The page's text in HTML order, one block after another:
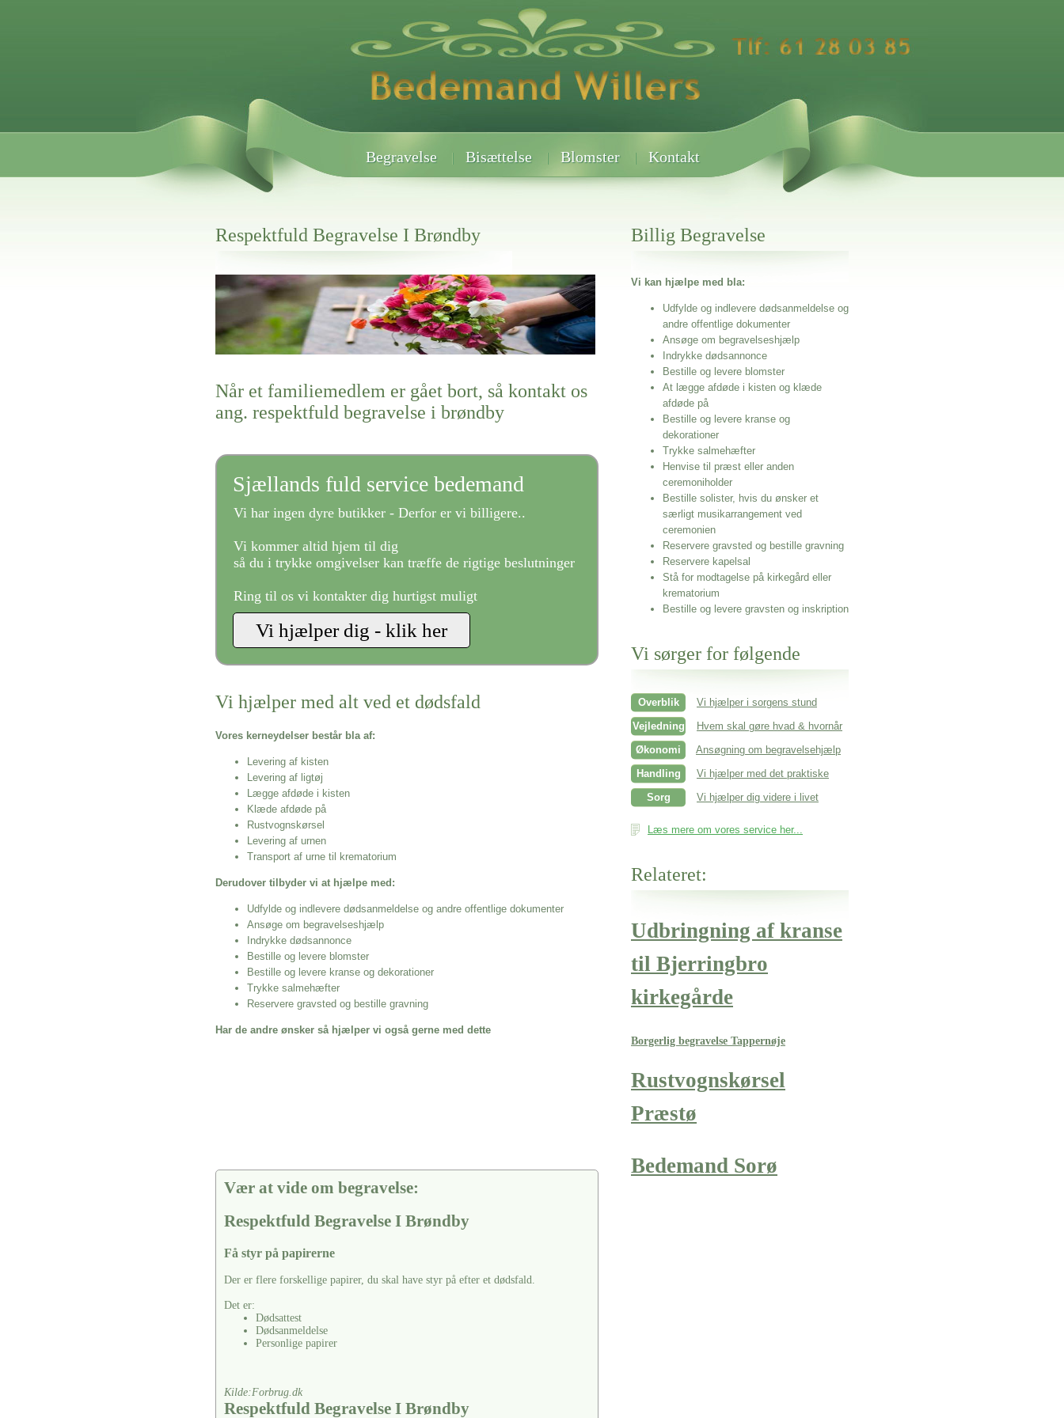
Begravelse Bisættelse Blomster Kontakt
Respektfuld Begravelse I Brøndby
Her hos os får du altid en god afslutning når det gælder
Respektfuld Begravelse I Brøndby
vi hjælper i alle faser af begravelsel
Når et familiemedlem er gået bort, så kontakt os
ang. respektfuld begravelse i brøndby
Sjællands fuld service bedemand
Vi har ingen dyre butikker - Derfor er vi billigere..
Vi kommer altid hjem til dig
så du i trykke omgivelser kan træffe de rigtige beslutninger
Ring til os vi kontakter dig hurtigst muligt
Vi hjælper med alt ved et dødsfald
Vores kerneydelser består bla af:
Levering af kisten
Levering af ligtøj
Lægge afdøde i kisten
Klæde afdøde på
Rustvognskørsel
Levering af urnen
Transport af urne til krematorium
Derudover tilbyder vi at hjælpe med:
Udfylde og indlevere dødsanmeldelse og andre offentlige dokumenter
Ansøge om begravelseshjælp
Indrykke dødsannonce
Bestille og levere blomster
Bestille og levere kranse og dekorationer
Trykke salmehæfter
Reservere gravsted og bestille gravning
Har de andre ønsker så hjælper vi også gerne med dette
Vær at vide om begravelse:
Respektfuld Begravelse I Brøndby
Få styr på papirerne
Der er flere forskellige papirer, du skal have styr på efter et dødsfald.
Det er:
Dødsattest
Dødsanmeldelse
Personlige papirer
Kilde:Forbrug.dk
Respektfuld Begravelse I Brøndby
Billig Begravelse
Vi kan hjælpe med bla:
Udfylde og indlevere dødsanmeldelse og
andre offentlige dokumenter
Ansøge om begravelseshjælp
Indrykke dødsannonce
Bestille og levere blomster
At lægge afdøde i kisten og klæde
afdøde på
Bestille og levere kranse og
dekorationer
Trykke salmehæfter
Henvise til præst eller anden
ceremoniholder
Bestille solister, hvis du ønsker et
særligt musikarrangement ved
ceremonien
Reservere gravsted og bestille gravning
Reservere kapelsal
Stå for modtagelse på kirkegård eller
krematorium
Bestille og levere gravsten og inskription
Vi sørger for følgende
Overblik
Vi hjælper i sorgens stund
Vejledning
Hvem skal gøre hvad & hvornår
Økonomi
Ansøgning om begravelsehjælp
Handling
Vi hjælper med det praktiske
Sorg
Vi hjælper dig videre i livet
Læs mere om vores service her...
Relateret:
Udbringning af kranse
til Bjerringbro
kirkegårde
Borgerlig begravelse Tappernøje
Rustvognskørsel
Præstø
Bedemand Sorø